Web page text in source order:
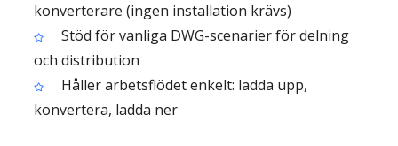
konverterare (ingen installation krävs)
Stöd för vanliga DWG-scenarier för delning
och distribution
Håller arbetsflödet enkelt: ladda upp,
konvertera, ladda ner